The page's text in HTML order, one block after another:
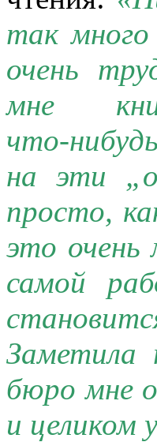
так
очень
мне
что-нибудь
на эти
просто,
это очень
самой
Заметила
бюро мне
и целиком